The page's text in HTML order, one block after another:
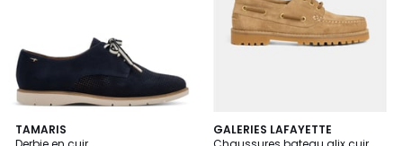
TAMARIS
2
GALERIES LAFAYETTE
3